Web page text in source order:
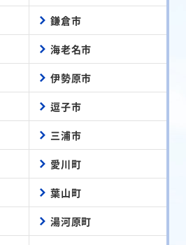
鎌倉市
海老名市
伊勢原市
逗子市
三浦市
愛川町
葉山町
湯河原町